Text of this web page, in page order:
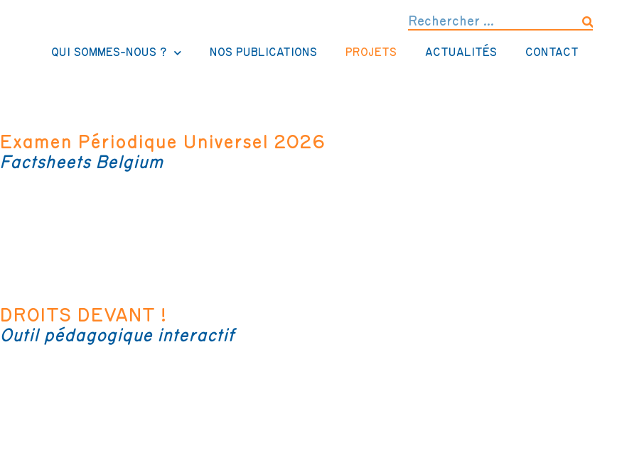
QUI SOMMES-NOUS ? NOS PUBLICATIONS PROJETS ACTUALITÉS CONTACT
Examen Périodique Universel 2026
Factsheets Belgium
DROITS DEVANT !
Outil pédagogique interactif